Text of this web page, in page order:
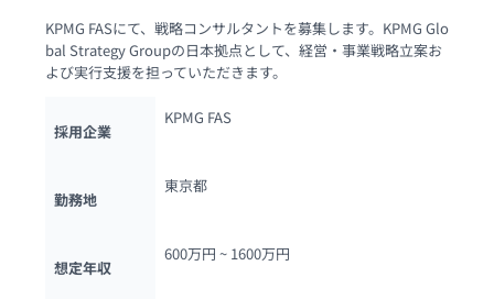
KPMG FASにて、戦略コンサルタントを募集します。KPMG Glo
bal Strategy Groupの日本拠点として、経営・事業戦略立案お
よび実行支援を担っていただきます。
採用企業
KPMG FAS
勤務地
東京都
想定年収
600万円 ~ 1600万円